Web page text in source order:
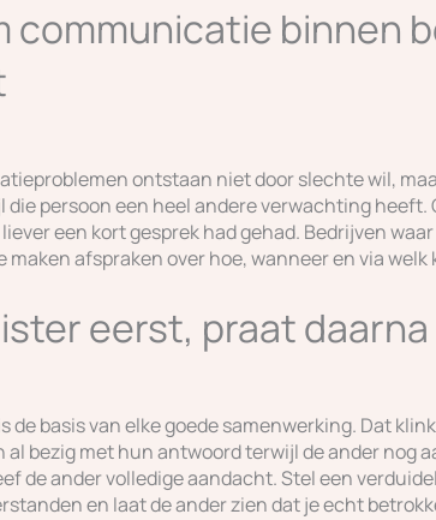
communicatie binnen
ontstaan niet door slechte wil,
die persoon een heel andere verwachting
een kort gesprek had gehad. Bedrijven
maken afspraken over hoe, wanneer en via
eerst, praat daarna
de basis van elke goede samenwerking. Dat
al bezig met hun antwoord terwijl de ander nog
de ander volledige aandacht. Stel een
en laat de ander zien dat je echt